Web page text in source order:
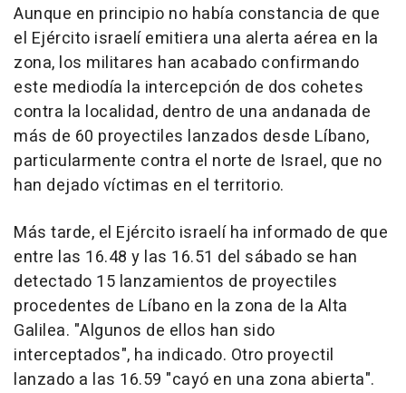
Aunque en principio no había constancia de que
el Ejército israelí emitiera una alerta aérea en la
zona, los militares han acabado confirmando
este mediodía la intercepción de dos cohetes
contra la localidad, dentro de una andanada de
más de 60 proyectiles lanzados desde Líbano,
particularmente contra el norte de Israel, que no
han dejado víctimas en el territorio.
Más tarde, el Ejército israelí ha informado de que
entre las 16.48 y las 16.51 del sábado se han
detectado 15 lanzamientos de proyectiles
procedentes de Líbano en la zona de la Alta
Galilea. "Algunos de ellos han sido
interceptados", ha indicado. Otro proyectil
lanzado a las 16.59 "cayó en una zona abierta".